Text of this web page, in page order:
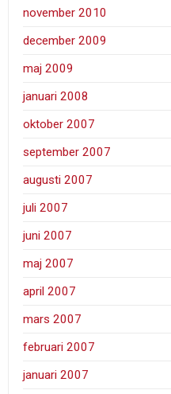
november 2010
december 2009
maj 2009
januari 2008
oktober 2007
september 2007
augusti 2007
juli 2007
juni 2007
maj 2007
april 2007
mars 2007
februari 2007
januari 2007